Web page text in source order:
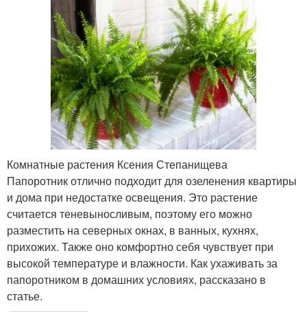
Комнатные растения Ксения Степанищева
Папоротник отлично подходит для озеленения квартиры
и дома при недостатке освещения. Это растение
считается теневыносливым, поэтому его можно
разместить на северных окнах, в ванных, кухнях,
прихожих. Также оно комфортно себя чувствует при
высокой температуре и влажности. Как ухаживать за
папоротником в домашних условиях, рассказано в
статье.